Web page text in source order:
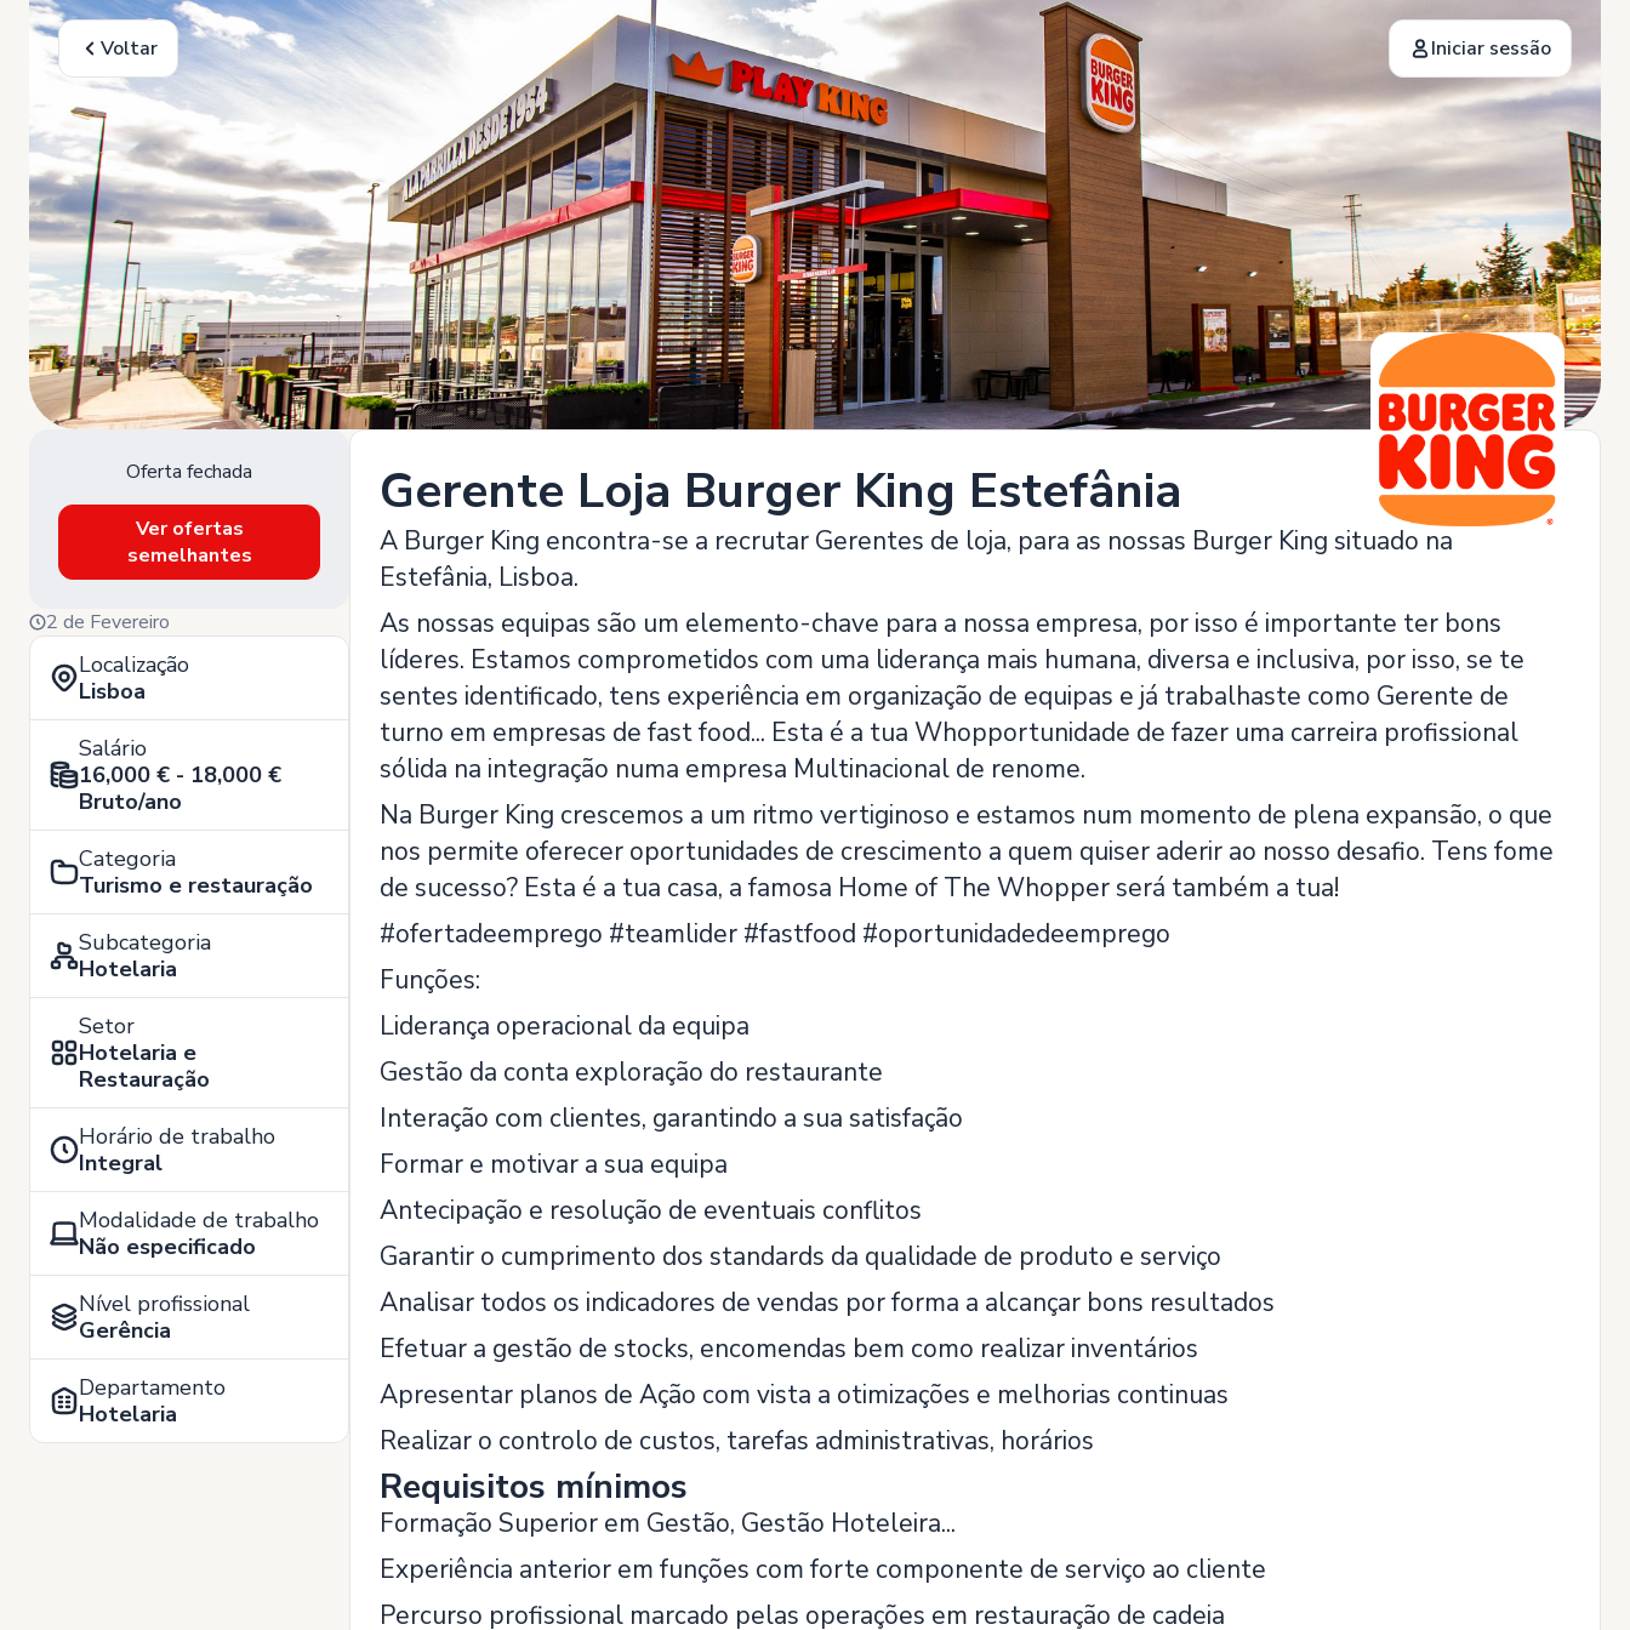
Voltar Iniciar sessão
Oferta fechada
Ver ofertas
semelhantes
2 de Fevereiro
Localização
Lisboa
Salário
16,000 € - 18,000 €
Bruto/ano
Categoria
Turismo e restauração
Subcategoria
Hotelaria
Setor
Hotelaria e
Restauração
Horário de trabalho
Integral
Modalidade de trabalho
Não especificado
Nível profissional
Gerência
Departamento
Hotelaria
Gerente Loja Burger King Estefânia
A Burger King encontra-se a recrutar Gerentes de loja, para as nossas Burger King situado na
Estefânia, Lisboa.
As nossas equipas são um elemento-chave para a nossa empresa, por isso é importante ter bons
líderes. Estamos comprometidos com uma liderança mais humana, diversa e inclusiva, por isso, se te
sentes identificado, tens experiência em organização de equipas e já trabalhaste como Gerente de
turno em empresas de fast food... Esta é a tua Whopportunidade de fazer uma carreira profissional
sólida na integração numa empresa Multinacional de renome.
Na Burger King crescemos a um ritmo vertiginoso e estamos num momento de plena expansão, o que
nos permite oferecer oportunidades de crescimento a quem quiser aderir ao nosso desafio. Tens fome
de sucesso? Esta é a tua casa, a famosa Home of The Whopper será também a tua!
#ofertadeemprego #teamlider #fastfood #oportunidadedeemprego
Funções:
Liderança operacional da equipa
Gestão da conta exploração do restaurante
Interação com clientes, garantindo a sua satisfação
Formar e motivar a sua equipa
Antecipação e resolução de eventuais conflitos
Garantir o cumprimento dos standards da qualidade de produto e serviço
Analisar todos os indicadores de vendas por forma a alcançar bons resultados
Efetuar a gestão de stocks, encomendas bem como realizar inventários
Apresentar planos de Ação com vista a otimizações e melhorias continuas
Realizar o controlo de custos, tarefas administrativas, horários
Requisitos mínimos
Formação Superior em Gestão, Gestão Hoteleira...
Experiência anterior em funções com forte componente de serviço ao cliente
Percurso profissional marcado pelas operações em restauração de cadeia